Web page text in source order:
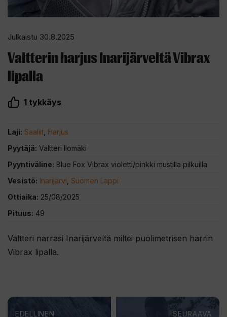
Julkaistu 30.8.2025
Valtterin harjus Inarijärveltä Vibrax
lipalla
1 tykkäys
Laji: Saaliit Harjus
Pyytäjä: Valtteri Ilomäki
Pyyntiväline: Blue Fox Vibrax violetti/pinkki mustilla pilkuilla
Vesistö: Inarijärvi Suomen Lappi
Ottiaika: 25/08/2025
Pituus: 49
Valtteri narrasi Inarijärveltä miltei puolimetrisen harrin
Vibrax lipalla.
EDELLINEN SEURAAVA